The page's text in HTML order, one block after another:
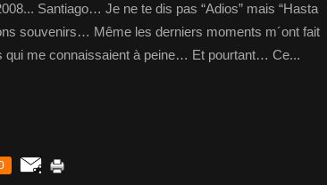
Santiago… Je ne te dis pas “Adios” mais “Hasta
souvenirs… Même les derniers moments m´ont fait
qui me connaissaient à peine… Et pourtant… Ce...